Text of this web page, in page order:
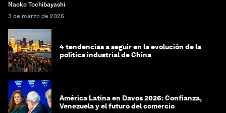
Naoko Tochibayashi
3 de marzo de 2026
4 tendencias a seguir en la evolución de la
política industrial de China
América Latina en Davos 2026: Confianza,
Venezuela y el futuro del comercio